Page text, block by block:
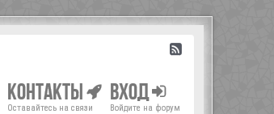
Контакты
Оставайтесь на связи
Вход
Войдите на форум